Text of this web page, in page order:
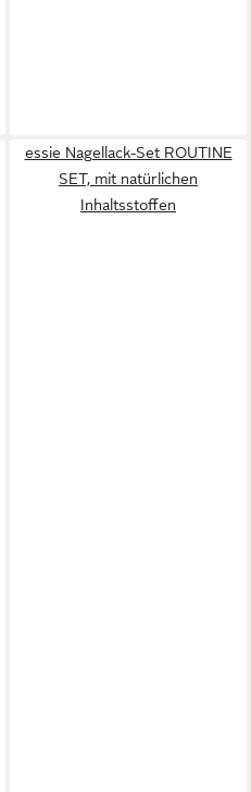
essie Nagellack-Set ROUTINE
SET, mit natürlichen
Inhaltsstoffen